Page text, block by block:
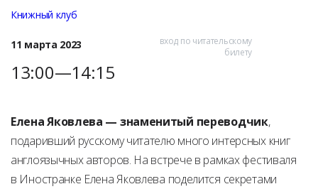
Книжный клуб
11 марта 2023
13:00—14:15
вход по читательскому
билету
Елена Яковлева — знаменитый переводчик,
подаривший русскому читателю много интерсных книг
англоязычных авторов. На встрече в рамках фестиваля
в Иностранке Елена Яковлева поделится секретами